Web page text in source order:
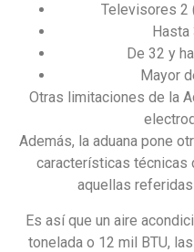
Televisores 2
De 32 y
Mayor
Otras limitaciones de la
Además, la aduana pone
características técnicas
aquellas
Es así que un aire
tonelada o 12 mil BTU,